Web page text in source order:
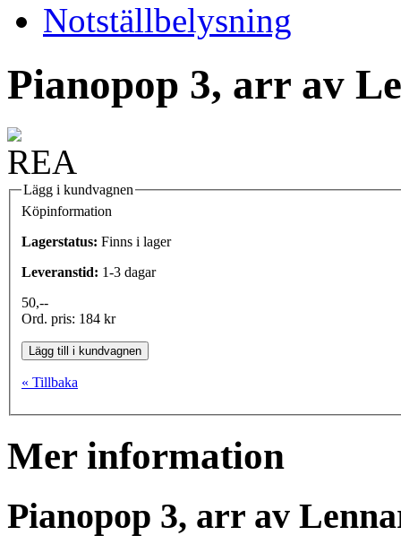
Notställbelysning
Pianopop 3, arr av
Lägg i kundvagnen
Köpinformation
Lagerstatus: Finns i lager
Leveranstid: 1-3 dagar
50,--
Ord. pris: 184 kr
Lägg till i kundvagnen
« Tillbaka
Mer information
Pianopop 3, arr av